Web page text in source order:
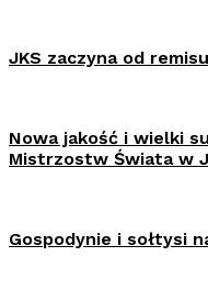
JKS zaczyna od remisu
Nowa jakość i wielki
Mistrzostw Świata w
Gospodynie i sołtysi